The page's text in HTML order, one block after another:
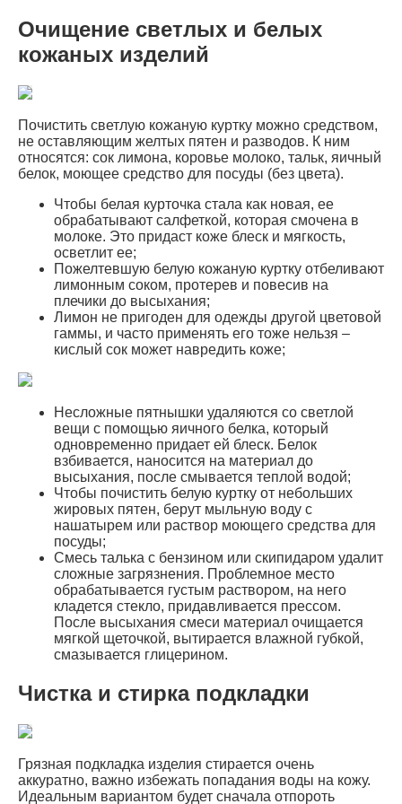
Очищение светлых и белых
кожаных изделий
Почистить светлую кожаную куртку можно средством,
не оставляющим желтых пятен и разводов. К ним
относятся: сок лимона, коровье молоко, тальк, яичный
белок, моющее средство для посуды (без цвета).
Чтобы белая курточка стала как новая, ее
обрабатывают салфеткой, которая смочена в
молоке. Это придаст коже блеск и мягкость,
осветлит ее;
Пожелтевшую белую кожаную куртку отбеливают
лимонным соком, протерев и повесив на
плечики до высыхания;
Лимон не пригоден для одежды другой цветовой
гаммы, и часто применять его тоже нельзя –
кислый сок может навредить коже;
Несложные пятнышки удаляются со светлой
вещи с помощью яичного белка, который
одновременно придает ей блеск. Белок
взбивается, наносится на материал до
высыхания, после смывается теплой водой;
Чтобы почистить белую куртку от небольших
жировых пятен, берут мыльную воду с
нашатырем или раствор моющего средства для
посуды;
Смесь талька с бензином или скипидаром удалит
сложные загрязнения. Проблемное место
обрабатывается густым раствором, на него
кладется стекло, придавливается прессом.
После высыхания смеси материал очищается
мягкой щеточкой, вытирается влажной губкой,
смазывается глицерином.
Чистка и стирка подкладки
Грязная подкладка изделия стирается очень
аккуратно, важно избежать попадания воды на кожу.
Идеальным вариантом будет сначала отпороть